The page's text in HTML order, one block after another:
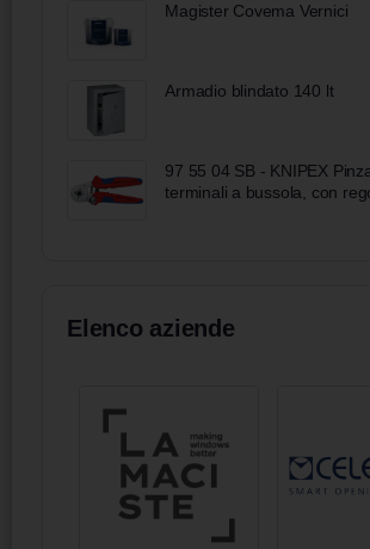
Magister Covema Vernici
Armadio blindato 140 lt
97 55 04 SB - KNIPEX
terminali a bussola, con
Elenco aziende